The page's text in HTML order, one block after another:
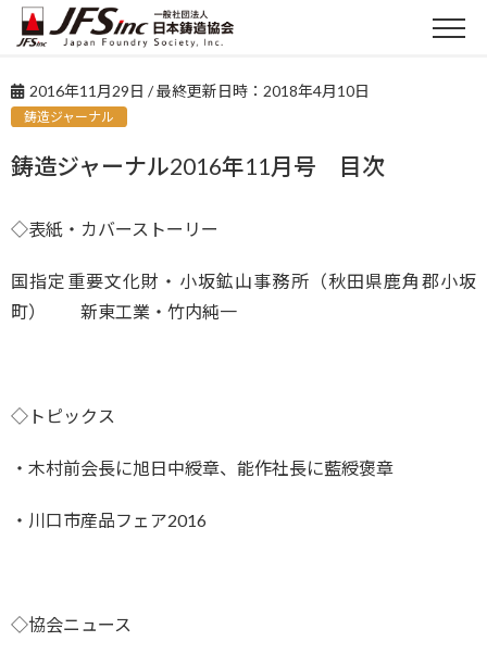
2016年11月29日 / 最終更新日時： 2018年4月10日
鋳造ジャーナル
鋳造ジャーナル2016年11月号 目次
◇表紙・カバーストーリー
国指定重要文化財・小坂鉱山事務所（秋田県鹿角郡小坂
町） 新東工業・竹内純一
◇トピックス
・木村前会長に旭日中綬章、能作社長に藍綬褒章
・川口市産品フェア2016
◇協会ニュース